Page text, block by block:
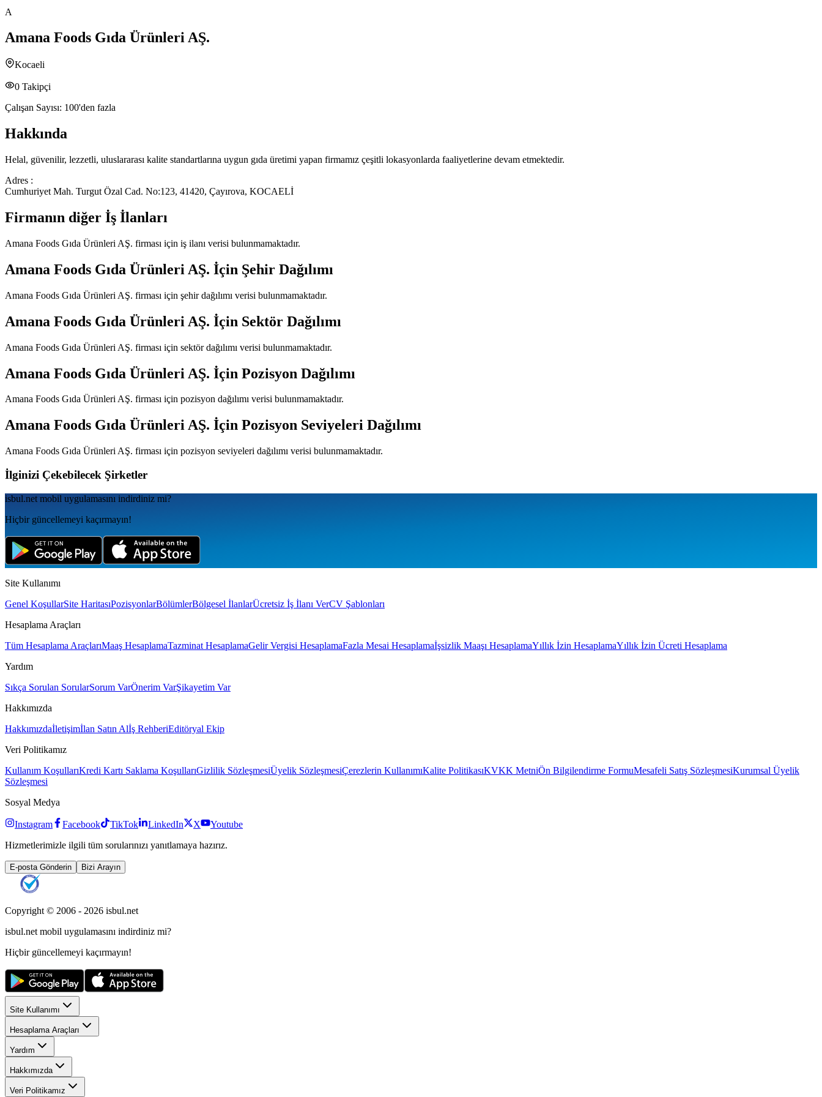
A
Amana Foods Gıda Ürünleri AŞ.
Kocaeli
0 Takipçi
Çalışan Sayısı: 100'den fazla
Hakkında
Helal, güvenilir, lezzetli, uluslararası kalite standartlarına uygun gıda üretimi yapan firmamız çeşitli lokasyonlarda faaliyetlerine devam etmektedir.
Adres :
Cumhuriyet Mah. Turgut Özal Cad. No:123, 41420, Çayırova, KOCAELİ
Firmanın diğer İş İlanları
Amana Foods Gıda Ürünleri AŞ. firması için iş ilanı verisi bulunmamaktadır.
Amana Foods Gıda Ürünleri AŞ. İçin Şehir Dağılımı
Amana Foods Gıda Ürünleri AŞ. firması için şehir dağılımı verisi bulunmamaktadır.
Amana Foods Gıda Ürünleri AŞ. İçin Sektör Dağılımı
Amana Foods Gıda Ürünleri AŞ. firması için sektör dağılımı verisi bulunmamaktadır.
Amana Foods Gıda Ürünleri AŞ. İçin Pozisyon Dağılımı
Amana Foods Gıda Ürünleri AŞ. firması için pozisyon dağılımı verisi bulunmamaktadır.
Amana Foods Gıda Ürünleri AŞ. İçin Pozisyon Seviyeleri Dağılımı
Amana Foods Gıda Ürünleri AŞ. firması için pozisyon seviyeleri dağılımı verisi bulunmamaktadır.
İlginizi Çekebilecek Şirketler
isbul.net mobil uygulamаsını indirdiniz mi?
Hiçbir güncellemeyi kaçırmayın!
Site Kullanımı
Genel KoşullarSite HaritasıPozisyonlarBölümlerBölgesel İlanlarÜcretsiz İş İlanı VerCV Şablonları
Hesaplama Araçları
Tüm Hesaplama AraçlarıMaaş HesaplamaTazminat HesaplamaGelir Vergisi HesaplamaFazla Mesai Hesaplamaİşsizlik Maaşı HesaplamaYıllık İzin HesaplamaYıllık İzin Ücreti Hesaplama
Yardım
Sıkça Sorulan SorularSorum VarÖnerim VarŞikayetim Var
Hakkımızda
Hakkımızdaİletişimİlan Satın Alİş RehberiEditöryal Ekip
Veri Politikamız
Kullanım KoşullarıKredi Kartı Saklama KoşullarıGizlilik SözleşmesiÜyelik SözleşmesiÇerezlerin KullanımıKalite PolitikasıKVKK MetniÖn Bilgilendirme FormuMesafeli Satış SözleşmesiKurumsal Üyelik
Sözleşmesi
Sosyal Medya
Instagram Facebook TikTok LinkedIn X
Youtube
Hizmetlerimizle ilgili tüm sorularınızı yanıtlamaya hazırız.
E-posta Gönderin Bizi Arayın
Copyright © 2006 - 2026 isbul.net
isbul.net mobil uygulamasını indirdiniz mi?
Hiçbir güncellemeyi kaçırmayın!
Site Kullanımı
Hesaplama Araçları
Yardım
Hakkımızda
Veri Politikamız